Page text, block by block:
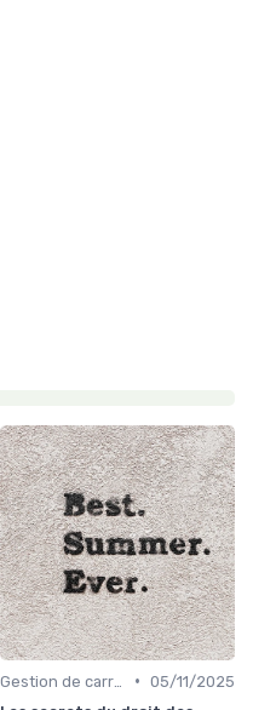
• 05/11/2025